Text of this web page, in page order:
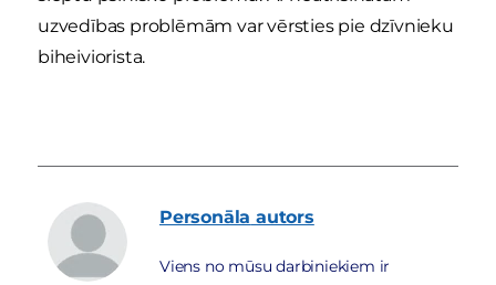
uzvedības problēmām var vērsties pie dzīvnieku
biheiviorista.
Personāla autors
Viens no mūsu darbiniekiem ir